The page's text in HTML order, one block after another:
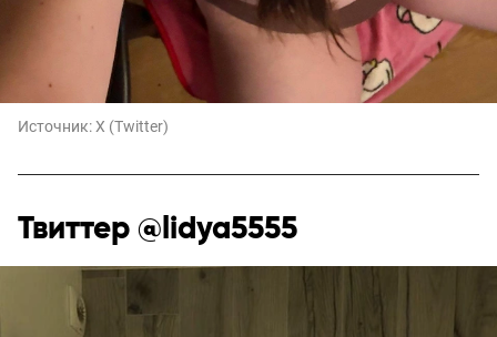
Источник:X (Twitter)
Твиттер @lidya5555